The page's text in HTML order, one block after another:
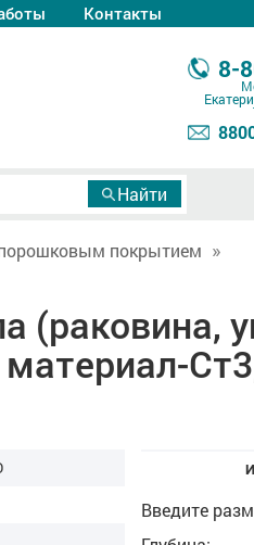
Контакты
8-
покрытием
(раковина,
Введите